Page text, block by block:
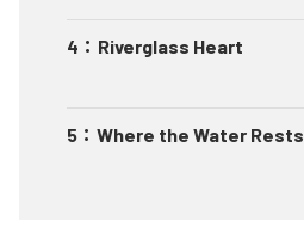
4 ： Riverglass Heart
5 ： Where the Water Rests